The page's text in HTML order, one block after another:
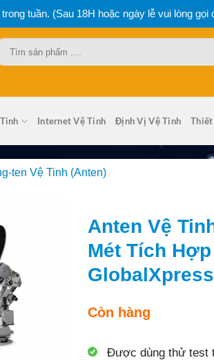
tuần. (Sau 18H hoặc ngày lễ vui lòng gọi
Internet Vệ Tinh Định Vị Vệ Tinh Thiết
ten Vệ Tinh (Anten)
Anten Vệ
Mét Tích
GlobalXpress
Còn hàng
Được dùng thử test